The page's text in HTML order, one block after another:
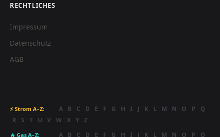
RECHTLICHES
Impressum
Datenschutz
AGB
⚡ Strom A–Z: A B C D E F G H I J K L M N O P
Q
R
S T U V W X Y Z
🔥 Gas A–Z: A B C D E F G H I J K L M N O P Q